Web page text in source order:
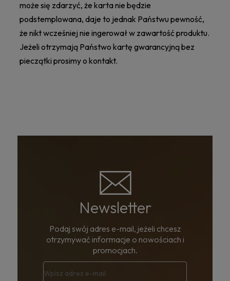
może się zdarzyć, że karta nie będzie
podstemplowana, daje to jednak Państwu pewność,
że nikt wcześniej nie ingerował w zawartość produktu.
Jeżeli otrzymają Państwo kartę gwarancyjną bez
pieczątki prosimy o kontakt.
Newsletter
Podaj swój adres e-mail, jeżeli chcesz
otrzymywać informacje o nowościach i
promocjach.